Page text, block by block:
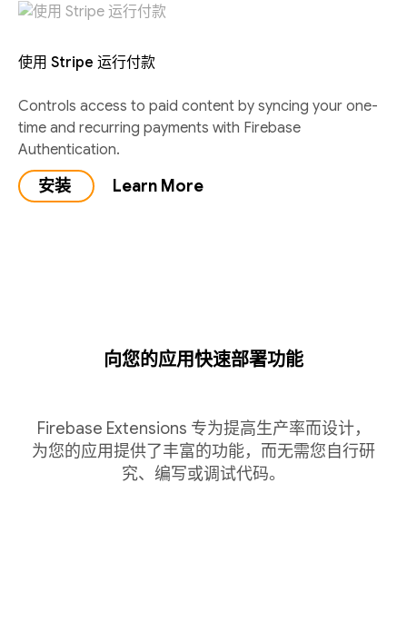
使用 Stripe 运行付款
Controls access to paid content by syncing your one-
time and recurring payments with Firebase
Authentication.
安装 Learn More
向您的应用快速部署功能
Firebase Extensions 专为提高生产率而设计，
为您的应用提供了丰富的功能，而无需您自行研
究、编写或调试代码。